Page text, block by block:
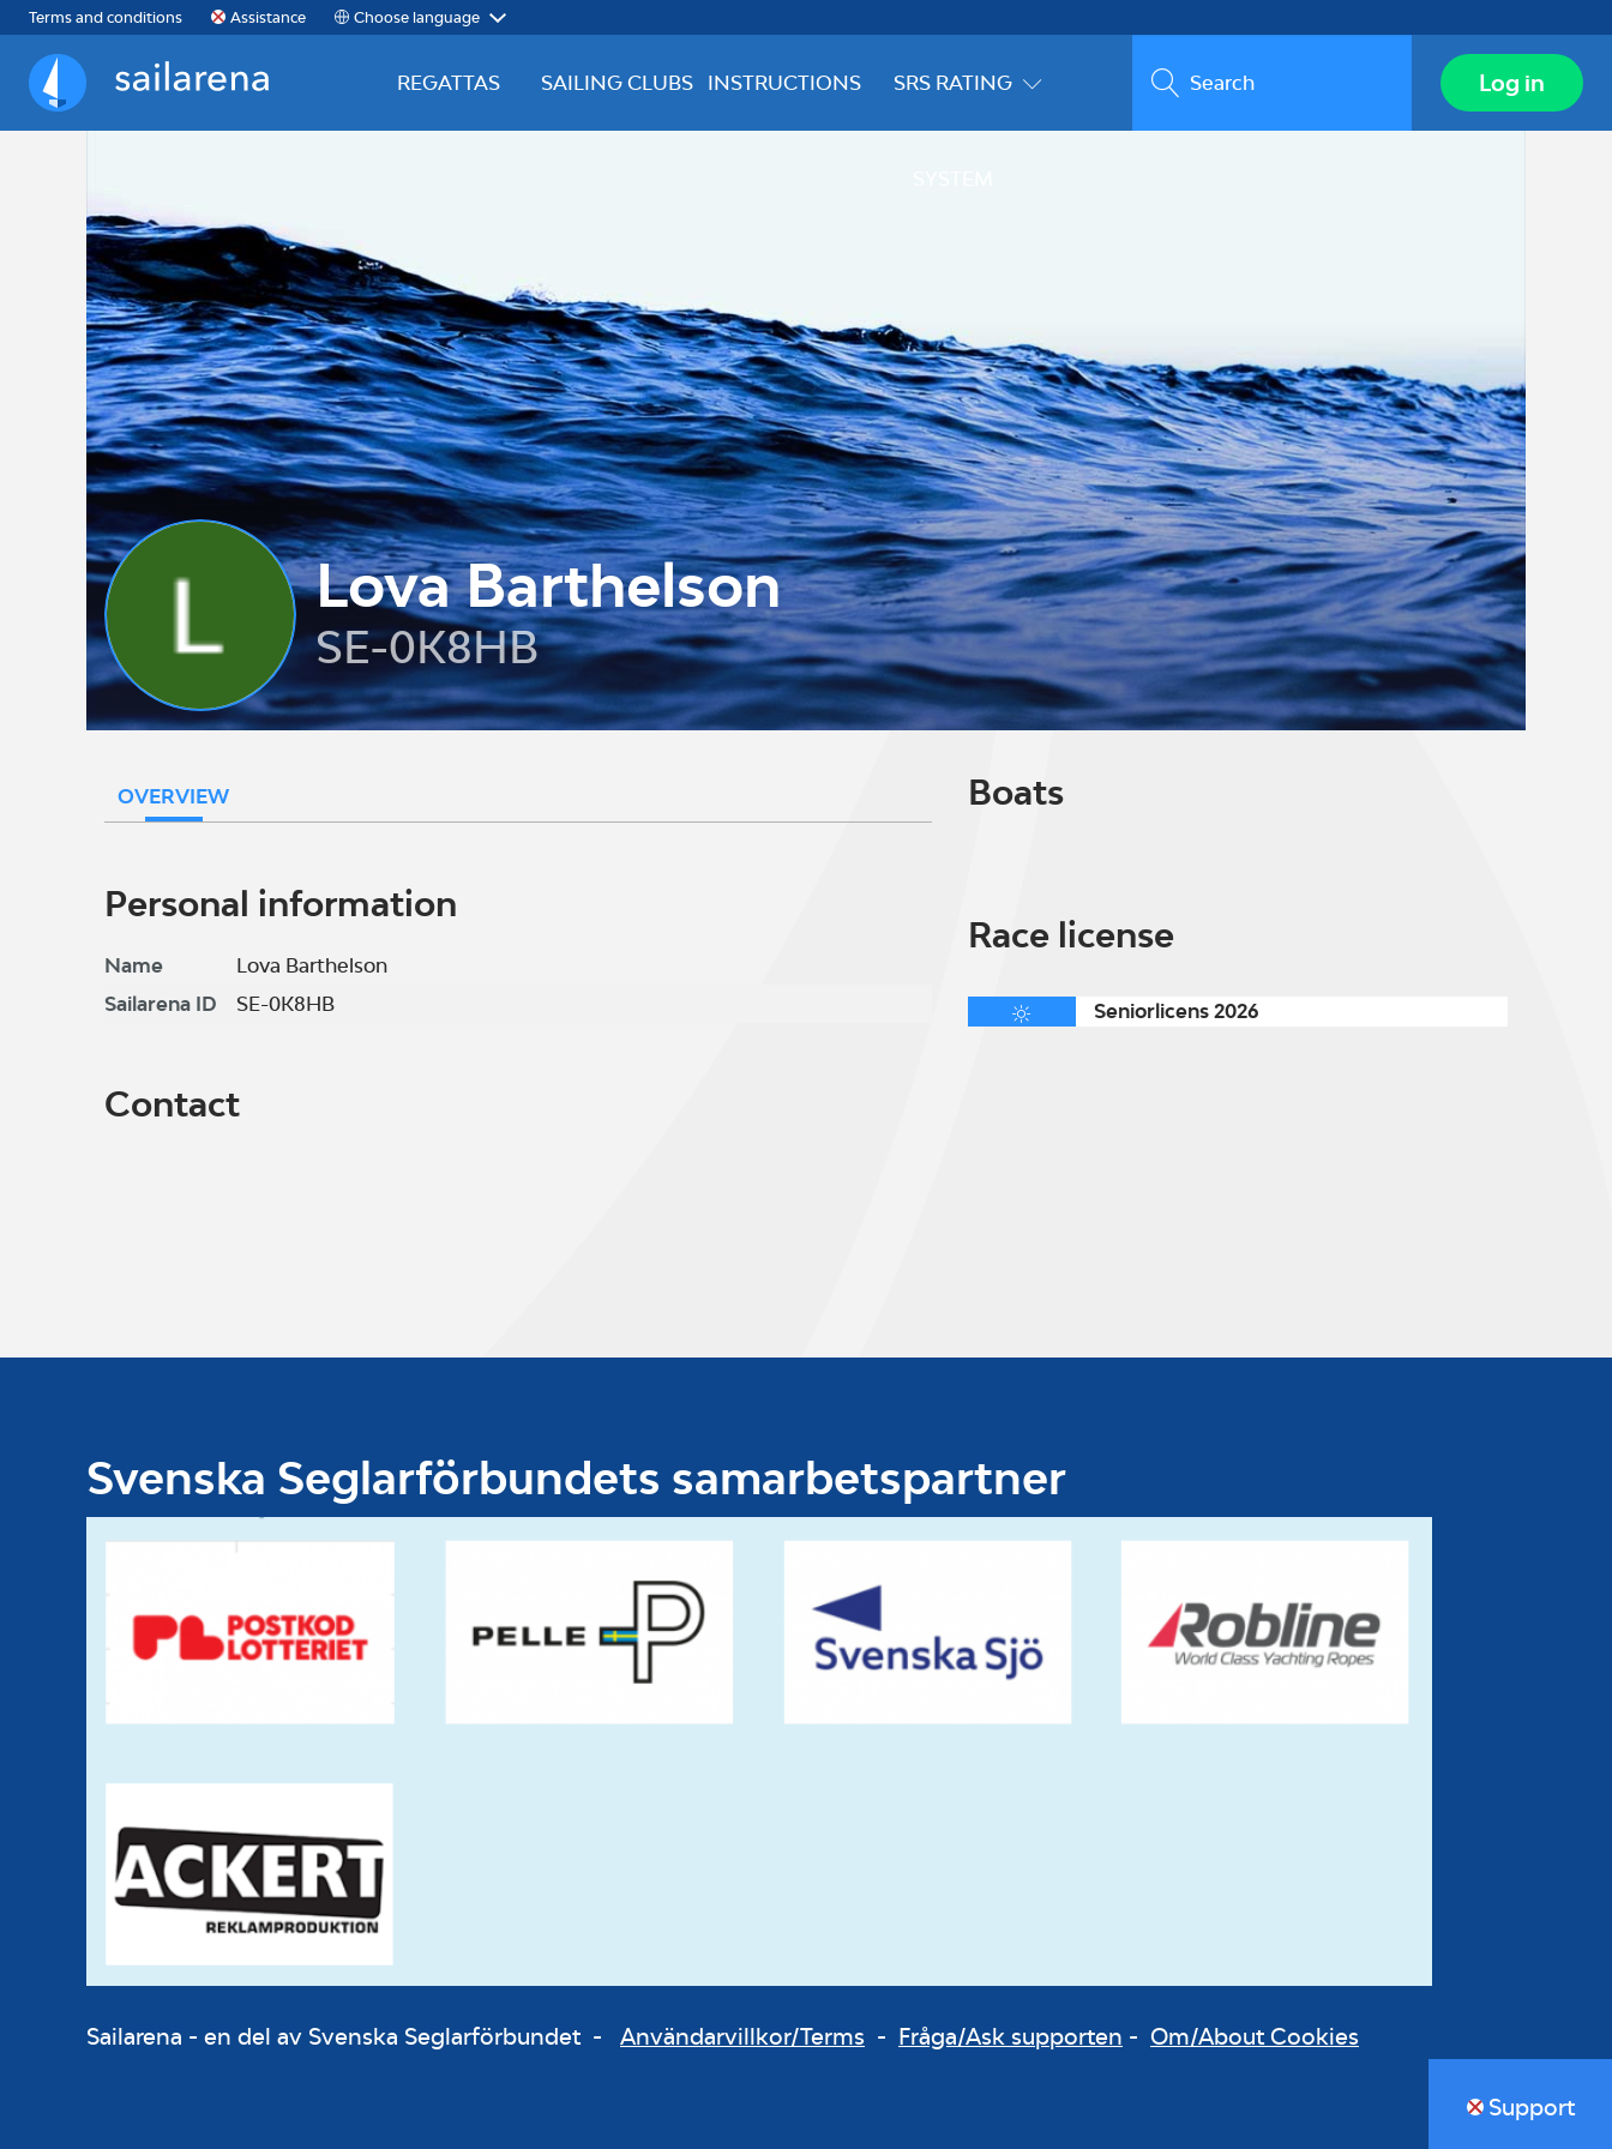
Terms and conditions Assistance Choose language
Sailarena
REGATTAS SAILING CLUBS INSTRUCTIONS SRS RATING Search Log in
Lova Barthelson
SE-0K8HB
OVERVIEW
Personal information
Name
Lova Barthelson
Sailarena ID
SE-0K8HB
Contact
Boats
Race license
Seniorlicens 2026
Svenska Seglarförbundets samarbetspartner
Sailarena - en del av Svenska Seglarförbundet - Användarvillkor/Terms - Fråga/Ask supporten - Om/About Cookies
Support